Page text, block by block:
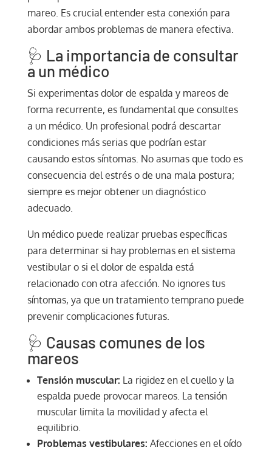
mareo. Es crucial entender esta conexión para
abordar ambos problemas de manera efectiva.
🩺 La importancia de consultar
a un médico
Si experimentas dolor de espalda y mareos de
forma recurrente, es fundamental que consultes
a un médico. Un profesional podrá descartar
condiciones más serias que podrían estar
causando estos síntomas. No asumas que todo es
consecuencia del estrés o de una mala postura;
siempre es mejor obtener un diagnóstico
adecuado.
Un médico puede realizar pruebas específicas
para determinar si hay problemas en el sistema
vestibular o si el dolor de espalda está
relacionado con otra afección. No ignores tus
síntomas, ya que un tratamiento temprano puede
prevenir complicaciones futuras.
🩺 Causas comunes de los
mareos
Tensión muscular: La rigidez en el cuello y la
espalda puede provocar mareos. La tensión
muscular limita la movilidad y afecta el
equilibrio.
Problemas vestibulares: Afecciones en el oído